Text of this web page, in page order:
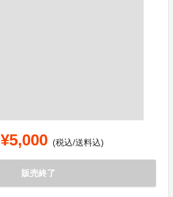
¥5,000 (税込/送料込)
販売終了